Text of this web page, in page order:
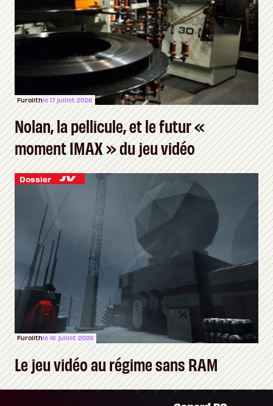
Furolithle 17 juillet 2026
Nolan, la pellicule, et le futur «
moment IMAX » du jeu vidéo
Dossier
Furolithle 16 juillet 2026
Le jeu vidéo au régime sans RAM